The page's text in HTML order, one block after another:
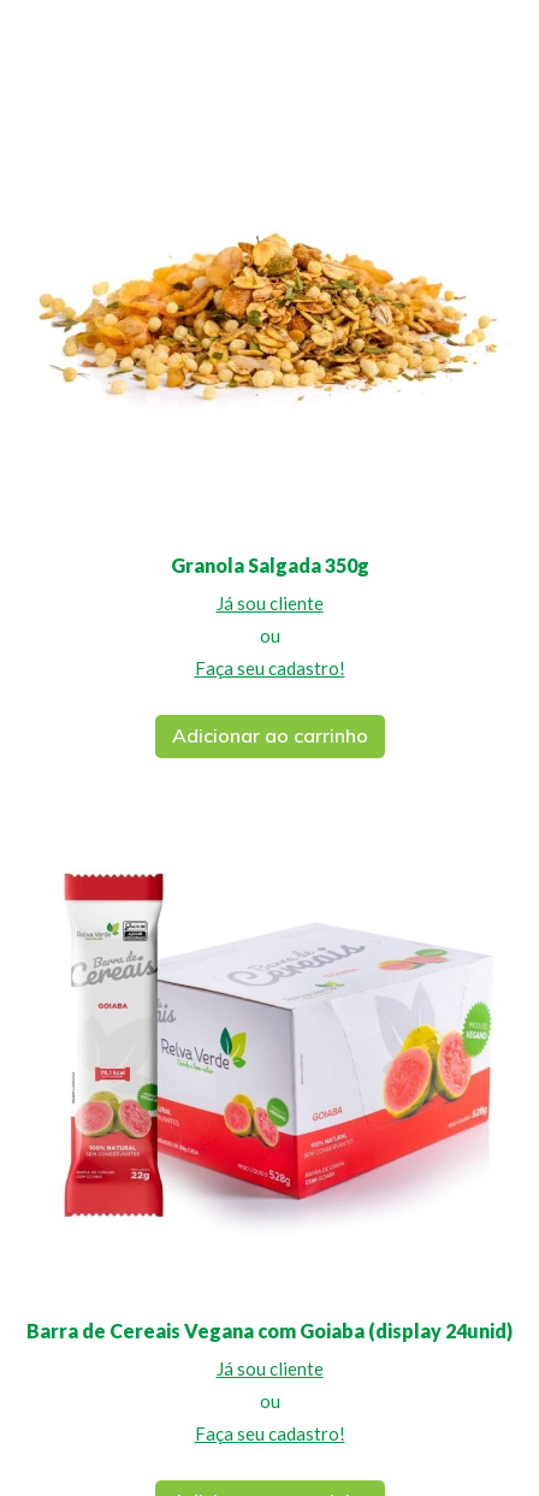
Granola Salgada 350g
Já sou cliente
ou
Faça seu cadastro!
Adicionar ao carrinho
Barra de Cereais Vegana com Goiaba (display 24unid)
Já sou cliente
ou
Faça seu cadastro!